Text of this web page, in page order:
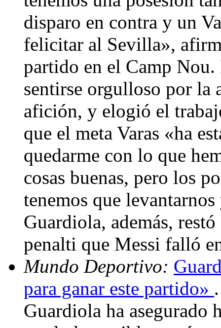
disparo en contra y un
felicitar al Sevilla»,
partido en el Camp
sentirse orgulloso por la
afición, y elogió el
que el meta Varas «ha
quedarme con lo que
cosas buenas, pero los
tenemos que
Guardiola, además,
penalti que Messi falló
Mundo Deportivo:
para ganar este partido»
Guardiola ha asegurado